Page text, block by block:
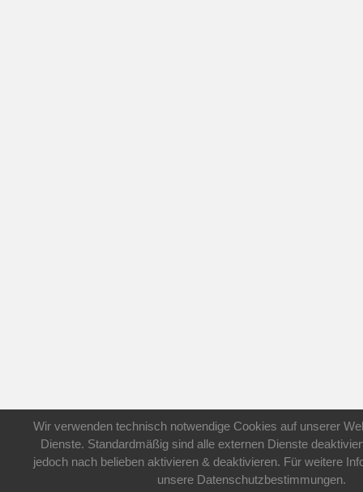
Wir verwenden technisch notwendige Cookies auf unserer
Dienste. Standardmäßig sind alle externen Dienste
jedoch nach belieben aktivieren & deaktivieren. Für weitere
unsere Datenschutzbestimmungen.